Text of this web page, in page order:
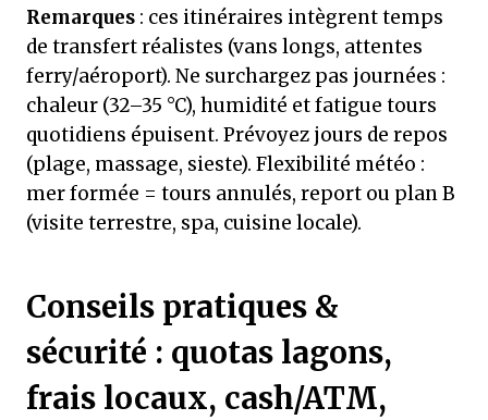
Remarques : ces itinéraires intègrent temps
de transfert réalistes (vans longs, attentes
ferry/aéroport). Ne surchargez pas journées :
chaleur (32–35 °C), humidité et fatigue tours
quotidiens épuisent. Prévoyez jours de repos
(plage, massage, sieste). Flexibilité météo :
mer formée = tours annulés, report ou plan B
(visite terrestre, spa, cuisine locale).
Conseils pratiques &
sécurité : quotas lagons,
frais locaux, cash/ATM,